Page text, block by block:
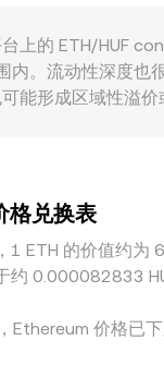
上的 ETH/HUF
内。流动性深度也
能形成区域性溢
格兑换表
1 ETH 的价值约为
约 0.000082833
Ethereum 价格已